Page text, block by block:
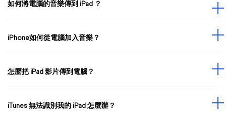
如何將電腦的音樂傳到 iPad ？
iPhone如何從電腦加入音樂？
怎麼把 iPad 影片傳到電腦？
iTunes 無法識別我的 iPad 怎麼辦？